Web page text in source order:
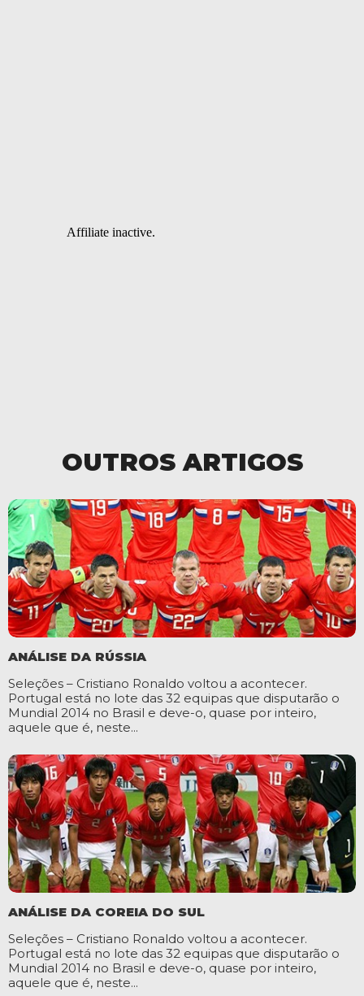
OUTROS ARTIGOS
ANÁLISE DA RÚSSIA
Seleções – Cristiano Ronaldo voltou a acontecer.
Portugal está no lote das 32 equipas que disputarão o
Mundial 2014 no Brasil e deve-o, quase por inteiro,
aquele que é, neste...
ANÁLISE DA COREIA DO SUL
Seleções – Cristiano Ronaldo voltou a acontecer.
Portugal está no lote das 32 equipas que disputarão o
Mundial 2014 no Brasil e deve-o, quase por inteiro,
aquele que é, neste...